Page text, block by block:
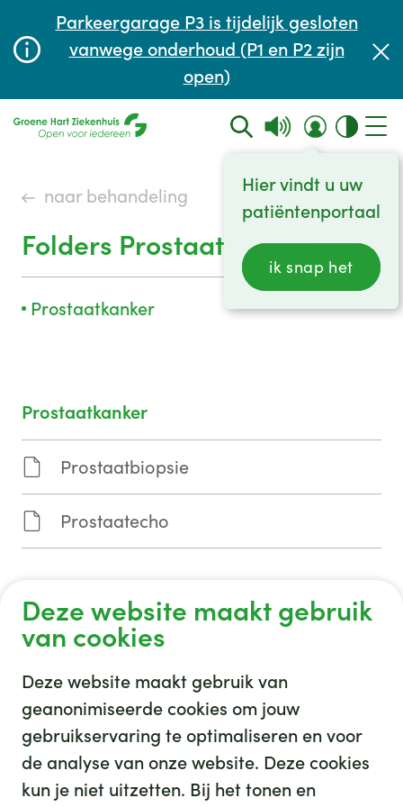
Parkeergarage P3 is tijdelijk gesloten
vanwege onderhoud (P1 en P2 zijn
open)
Hier vindt u uw
patiëntenportaal
ik snap het
Wachttijden
naar behandeling
Folders Prostaatkanker
Prostaatkanker
Prostaatkanker
Prostaatbiopsie
Prostaatecho
Deze website maakt gebruik
van cookies
Deze website maakt gebruik van
geanonimiseerde cookies om jouw
gebruikservaring te optimaliseren en voor
de analyse van onze website. Deze cookies
kun je niet uitzetten. Bij het tonen en
GHZ